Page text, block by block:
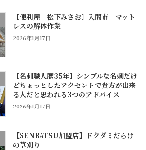
【便利屋 松下みさお】入間市 マット
レスの解体作業
2026年1月17日
【名刺職人歴35年】シンプルな名刺だけ
どちょっとしたアクセントで貴方が出来
る人だと思われる3つのアドバイス
2026年1月17日
【SENBATSU加盟店】ドクダミだらけ
の草刈り